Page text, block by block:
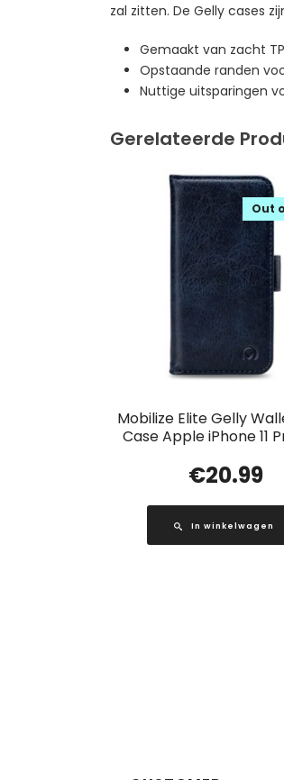
zal zitten. De Gelly cases
Gemaakt van zacht
Opstaande randen
Nuttige uitsparingen
Gerelateerde
Mobilize Elite Gelly
Case Apple iPhone 11
Out
€20.99
In winkelwagen